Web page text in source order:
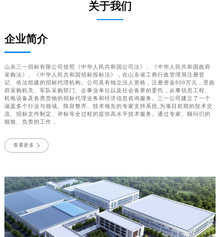
关于我们
企业简介
山东三一招标有限公司按照《中华人民共和国公司法》、《中华人民共和国政府
采购法》、《中华人民共和国招标投标法》，在山东省工商行政管理局注册登
记、依法组建的招标代理机构。公司具有独立法人资格，注册资金800万元，受政
府采购机关、军队采购部门、企事业单位以及社会各界的委托，从事信息工程、
机电设备及各类货物的招标代理业务和经济信息咨询服务。三一公司建立了一个
涵盖多个行业与领域、阵容整齐、技术领先的专家支持系统,为项目前期的技术交
流、招标文件制定、评标等全过程的提供高水平技术服务。通过专家、顾问们的
细致、负责的工作，
查看更多